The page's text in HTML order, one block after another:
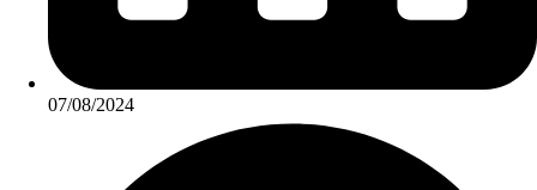
07/08/2024